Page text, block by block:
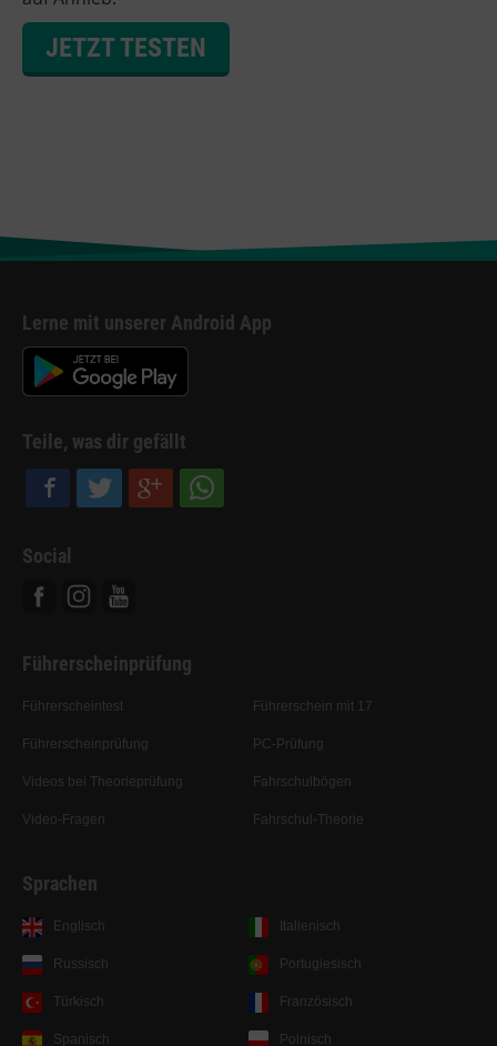
JETZT TESTEN
Lerne mit unserer Android App
Teile, was dir gefällt
Social
Führerscheinprüfung
Führerscheintest
Führerscheinprüfung
Videos bei Theorieprüfung
Video-Fragen
Führerschein mit 17
PC-Prüfung
Fahrschulbögen
Fahrschul-Theorie
Sprachen
Englisch
Russisch
Türkisch
Spanisch
Italienisch
Portugiesisch
Französisch
Polnisch